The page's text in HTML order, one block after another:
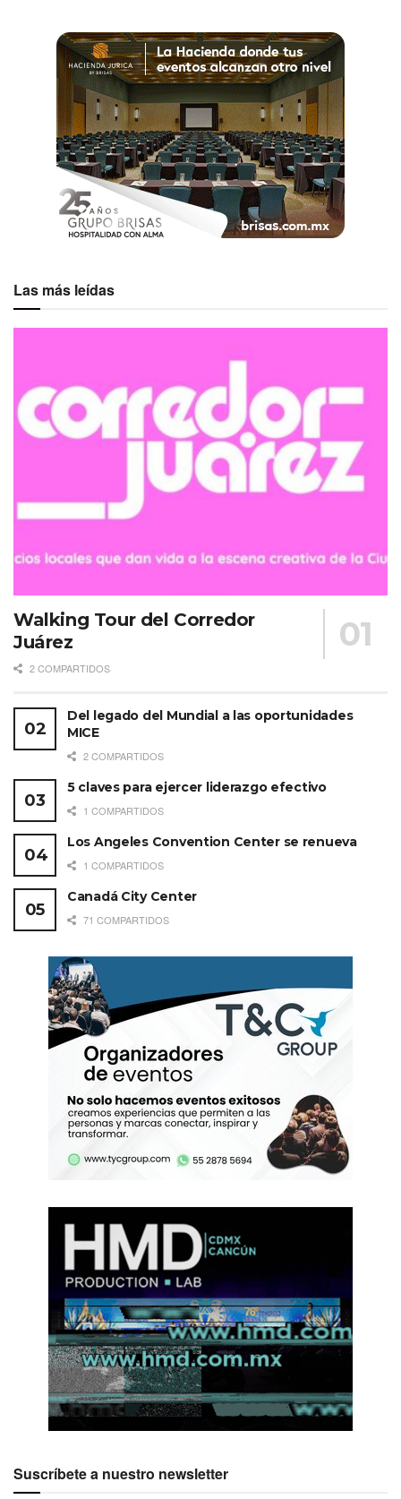
Las más leídas
Walking Tour del Corredor
Juárez
2 COMPARTIDOS
Del legado del Mundial a las oportunidades
MICE
2 COMPARTIDOS
5 claves para ejercer liderazgo efectivo
1 COMPARTIDOS
Los Angeles Convention Center se renueva
1 COMPARTIDOS
Canadá City Center
71 COMPARTIDOS
Suscríbete a nuestro newsletter